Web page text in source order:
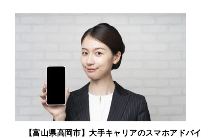
【富山県高岡市】大手キャリアのスマホアドバイ